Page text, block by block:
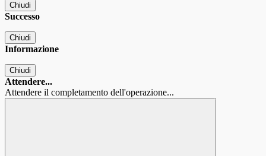
Chiudi
Successo
Chiudi
Informazione
Chiudi
Attendere...
Attendere il completamento dell'operazione...